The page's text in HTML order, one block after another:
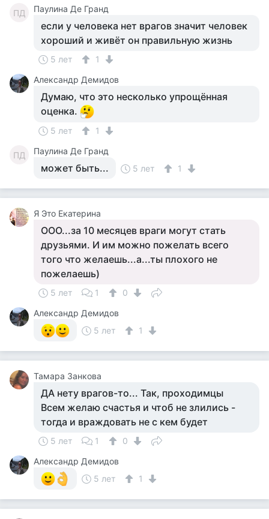
ПД Паулина Де Гранд
если у человека нет врагов значит человек
хороший и живёт он правильную жизнь
5 лет
1
Александр Демидов
Думаю, что это несколько упрощённая
оценка.
5 лет 1
ПД Паулина Де Гранд
может быть... 5 лет 1
Я Это Екатерина
ООО...за 10 месяцев враги могут стать
друзьями. И им можно пожелать всего
того что желаешь...а...ты плохого не
пожелаешь)
5 лет 1
0
Александр Демидов
5 лет
1
Тамара Занкова
ДА нету врагов-то... Так, проходимцы
Всем желаю счастья и чтоб не злились -
тогда и враждовать не с кем будет
5 лет 1
0
Александр Демидов
5 лет
1